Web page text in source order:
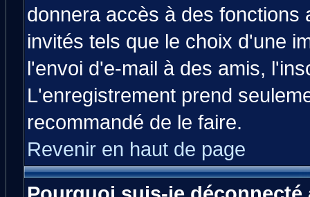
donnera accès à des fonctions
invités tels que le choix d'une
l'envoi d'e-mail à des amis,
L'enregistrement prend
recommandé de le faire.
Revenir en haut de page